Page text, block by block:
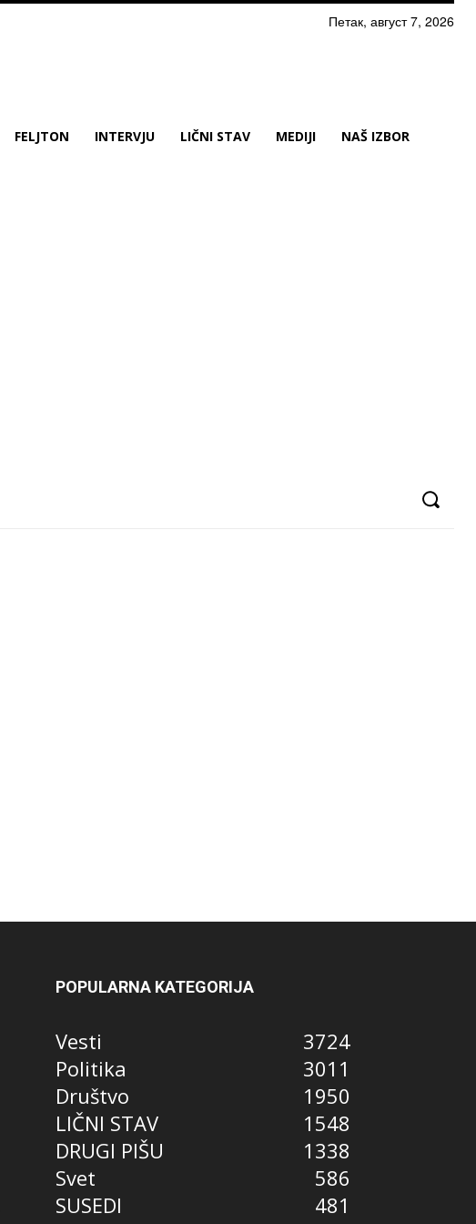
Петак, август 7, 2026
FELJTON INTERVJU LIČNI STAV MEDIJI NAŠ IZBOR
POPULARNA KATEGORIJA
Vesti
3724
Politika
3011
Društvo
1950
LIČNI STAV
1548
DRUGI PIŠU
1338
Svet
586
SUSEDI
481